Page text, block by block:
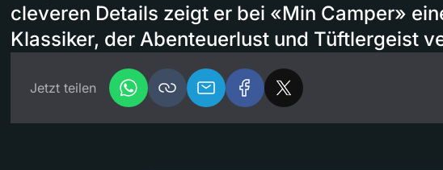
cleveren Details zeigt er bei «Min Camper»
Klassiker, der Abenteuerlust und Tüftlergeist
Jetzt teilen